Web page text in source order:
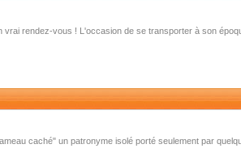
rendez-vous ! L'occasion de se transporter à son
caché" un patronyme isolé porté seulement par